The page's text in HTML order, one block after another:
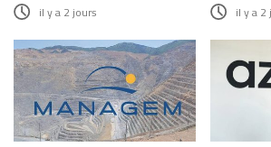
il y a 2 jours il y a 2